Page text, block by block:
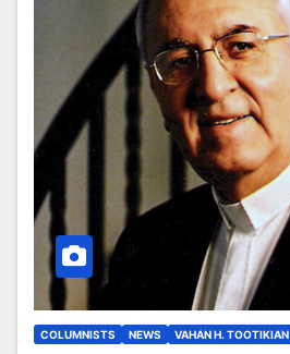
COLUMNISTS NEWS VAHAN H. TOOTIKIAN